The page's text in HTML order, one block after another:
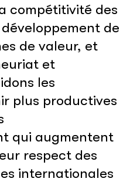
compétitivité des
de
de valeur, et
et
les
plus productives
qui augmentent
respect des
internationales